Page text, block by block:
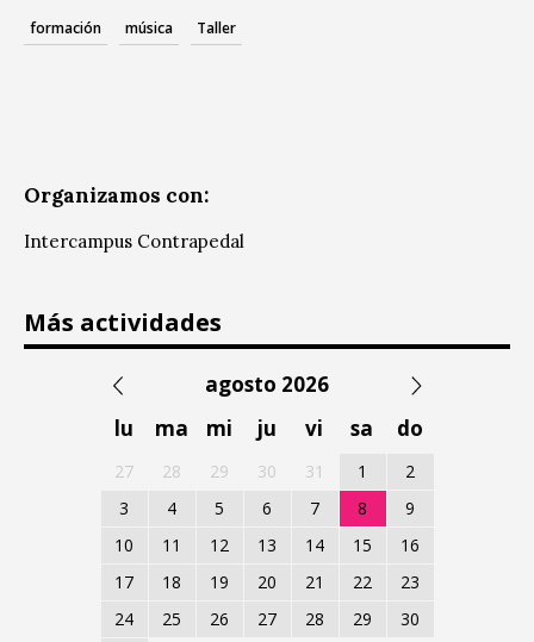
formación música Taller
Organizamos con:
Intercampus Contrapedal
Más actividades
agosto 2026
lu
ma mi ju vi sa do
27 28 29 30 31 1
2
3
4 5 6 7 8
9
10
11 12 13 14 15
16
17
18 19 20 21 22
23
24
25 26 27 28 29
30